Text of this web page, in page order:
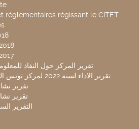
réglementaires régissant le CITET
تقرير المركز حول النفاذ للمعلومة
تقرير الاداء لسنة 2022 لمركز تونس الدولي لتكنولوجيا البيئة
تقرير
تقرير
التقرير